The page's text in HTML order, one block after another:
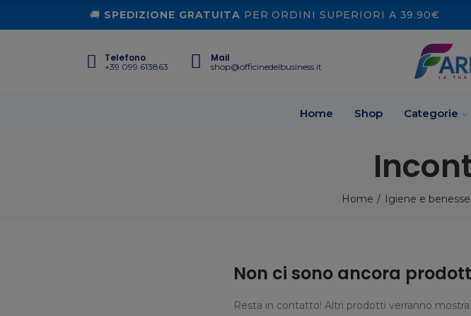
🚚 SPEDIZIONE GRATUITA PER ORDINI SUPERIORI A 39.90€
Telefono
+39 099 613863
Mail
shop@officinedelbusiness.it
Home Shop Categorie
Home Igiene e
Non ci sono ancora
Resta in contatto! Altri prodotti verranno